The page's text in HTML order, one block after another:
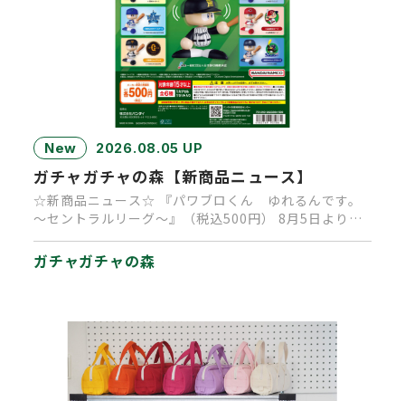
New 2026.08.05 UP
ガチャガチャの森【新商品ニュース】
☆新商品ニュース☆ 『パワブロくん ゆれるんです。
～セントラルリーグ～』（税込500円） 8月5日より順
次発売中です。 …
ガチャガチャの森